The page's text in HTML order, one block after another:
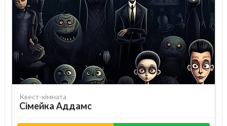
Квест-кімната
Сімейка Аддамс